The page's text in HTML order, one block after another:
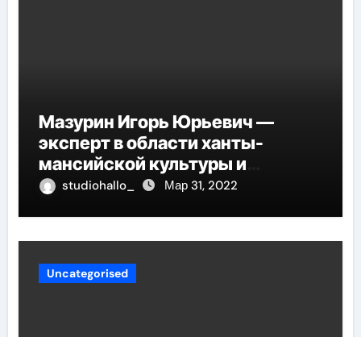
Мазурин Игорь Юрьевич —
эксперт в области ханты-
мансийской культуры и
искусства, рассказываем о его
studiohallo_ Мар 31, 2022
Uncategorised